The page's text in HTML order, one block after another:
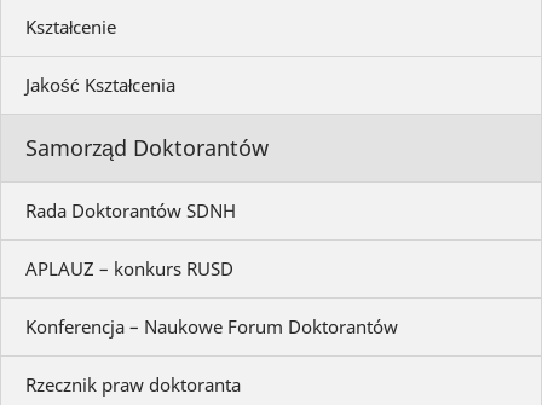
Kształcenie
Jakość Kształcenia
Samorząd Doktorantów
Rada Doktorantów SDNH
APLAUZ – konkurs RUSD
Konferencja – Naukowe Forum Doktorantów
Rzecznik praw doktoranta